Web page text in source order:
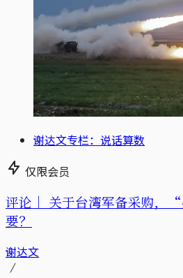
谢达文专栏：说话算数
仅限会员
评论｜ 关于台湾军备采购，
要？
谢达文